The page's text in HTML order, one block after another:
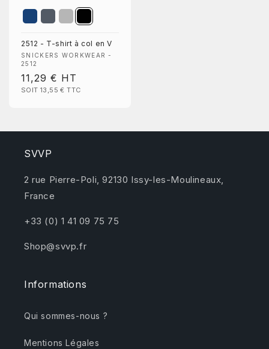
2512 - T-shirt à col en V
Fournisseur :
SNICKERS WORKWEAR -
2512
Prix
habituel
11,29 € HT
SOIT 13,55 €TTC
SVVP
2 rue Pierre-Poli, 92130 Issy-les-Moulineaux,
France
+33 (0) 1 41 09 75 75
Shop@svvp.fr
Informations
Qui sommes-nous ?
Mentions Légales